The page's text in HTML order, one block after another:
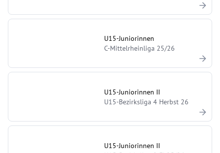
U15-Juniorinnen
C-Mittelrheinliga 25/26
U15-Juniorinnen II
U15-Bezirksliga 4 Herbst 26
U15-Juniorinnen II